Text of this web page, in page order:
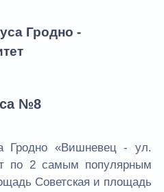
Гродно -
№8
Гродно «Вишневец - ул.
по 2 самым популярным
Советская и площадь